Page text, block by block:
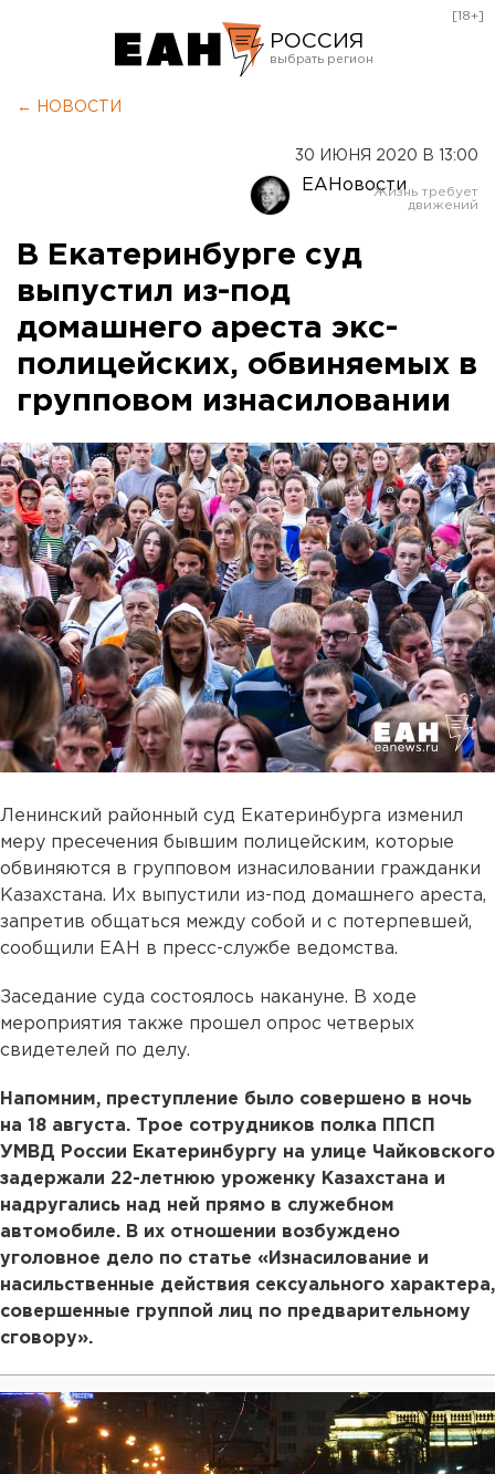
РОССИЯ
Оренбург
[18+]
← НОВОСТИ
30 ИЮНЯ 2020 В 13:00
ЕАНовости
В Екатеринбурге суд
выпустил из-под
домашнего ареста экс-
полицейских, обвиняемых в
групповом изнасиловании
Ленинский районный суд Екатеринбурга изменил
меру пресечения бывшим полицейским, которые
обвиняются в групповом изнасиловании гражданки
Казахстана. Их выпустили из-под домашнего ареста,
запретив общаться между собой и с потерпевшей,
сообщили ЕАН в пресс-службе ведомства.
Заседание суда состоялось накануне. В ходе
мероприятия также прошел опрос четверых
свидетелей по делу.
Напомним, преступление было совершено в ночь
на 18 августа. Трое сотрудников полка ППСП
УМВД России Екатеринбургу на улице Чайковского
задержали 22-летнюю уроженку Казахстана и
надругались над ней прямо в служебном
автомобиле. В их отношении возбуждено
уголовное дело по статье «Изнасилование и
насильственные действия сексуального характера,
совершенные группой лиц по предварительному
сговору».